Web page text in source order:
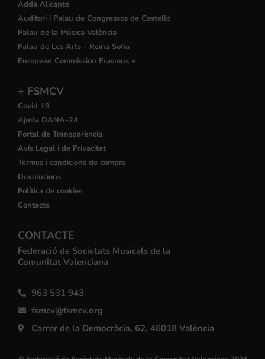
Adda Alicante
Auditori i Palau de Congressos de Castelló
Palau de la Música València
Palau de Les Arts - Reina Sofía
European Commission Erasmus +
+ FSMCV
Covid 19
Ajuda DANA-24
Portal de Transparència
Avís Legal i de Privacitat
Termes i condicions de compra
Devolucions
Política de cookies
Contacte
CONTACTE
Federació de Societats Musicals de la
Comunitat Valenciana
963 531 943
fsmcv@fsmcv.org
Carrer de la Democràcia, 62, 46018 València